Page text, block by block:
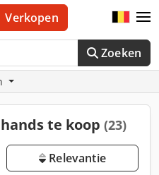
Zoeken
Verkopen
te koop (23)
Relevantie